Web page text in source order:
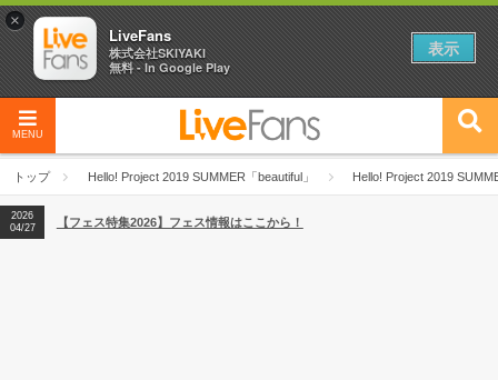
MENU
トップ Hello! Project 2019 SUMMER「beautiful」 Hello! Project 2019
2026
04/27
2026
【ライブ動員ランキング】2026年上半期編発表！
2026
04/27
【フェス特集2026】フェス情報はここから！
×
LiveFans
株式会社SKIYAKI
無料 - In Google Play
表示